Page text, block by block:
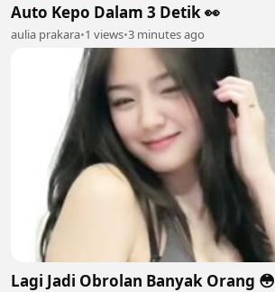
Auto Kepo Dalam 3 Detik 👀
aulia prakara•1 views•3 minutes ago
Lagi Jadi Obrolan Banyak Orang 😳